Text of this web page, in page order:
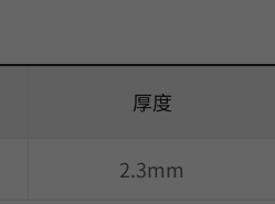
厚度
2.3mm